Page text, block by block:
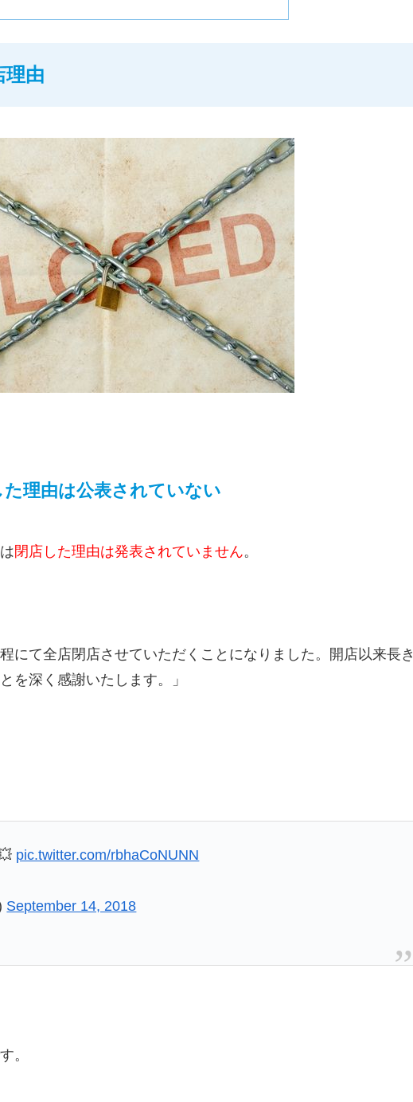
理由
理由は公表されていない
閉店した理由は発表されていません。
にて全店閉店させていただくことになりました。開店以来長き
を深く感謝いたします。」
pic.twitter.com/rbhaCoNUNN
September 14, 2018
。